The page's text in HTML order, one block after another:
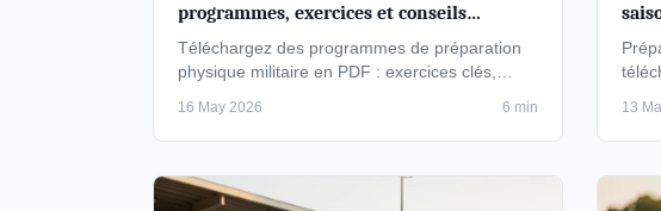
programmes, exercices et conseils
pratiques
Téléchargez des programmes de préparation
physique militaire en PDF : exercices clés,
16 May 2026 6 min 13